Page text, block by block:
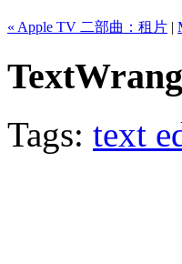
« Apple TV 二部曲：租片 |
Tags: text